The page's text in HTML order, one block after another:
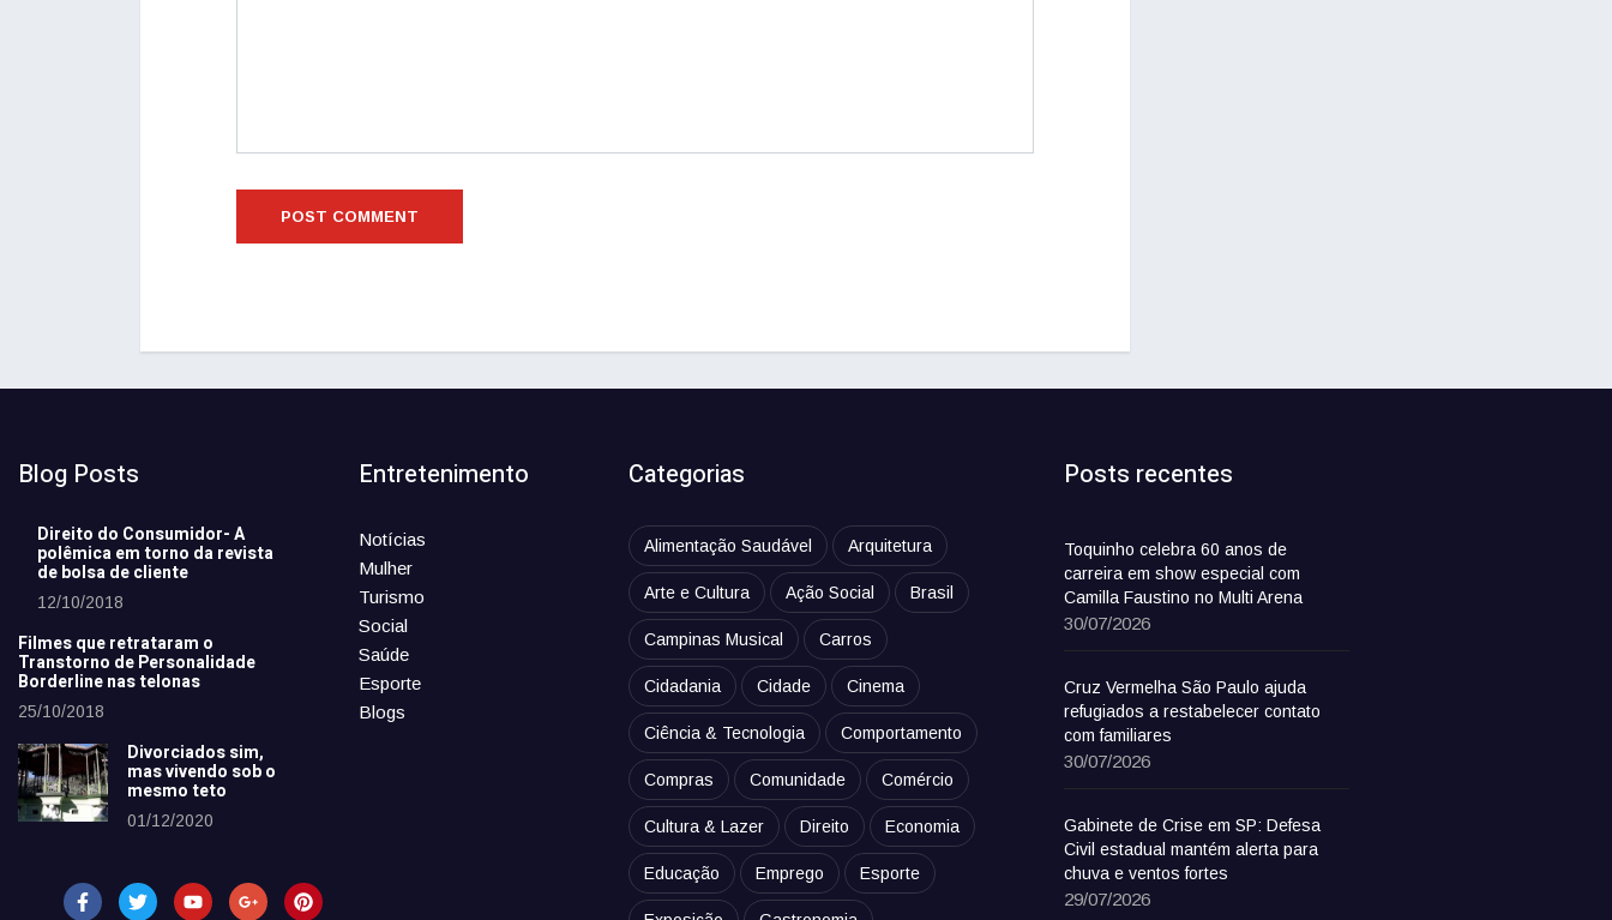
Blog Posts
Direito do Consumidor- A
polêmica em torno da revista
de bolsa de cliente
12/10/2018
Filmes que retrataram o
Transtorno de Personalidade
Borderline nas telonas
25/10/2018
Divorciados sim,
mas vivendo sob o
mesmo teto
01/12/2020
Entretenimento
Notícias
Mulher
Turismo
Social
Saúde
Esporte
Blogs
Categorias
Alimentação Saudável Arquitetura
Arte e Cultura Ação Social Brasil
Campinas Musical Carros
Cidadania Cidade Cinema
Ciência & Tecnologia Comportamento
Compras Comunidade Comércio
Cultura & Lazer Direito Economia
Educação Emprego Esporte
Posts recentes
Toquinho celebra 60 anos de
carreira em show especial com
Camilla Faustino no Multi Arena
30/07/2026
Cruz Vermelha São Paulo ajuda
refugiados a restabelecer contato
com familiares
30/07/2026
Gabinete de Crise em SP: Defesa
Civil estadual mantém alerta para
chuva e ventos fortes
29/07/2026